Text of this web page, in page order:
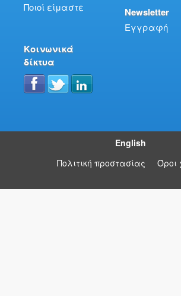
Ποιοί είμαστε
Newsletter
Εγγραφή
Κοινωνικά
δίκτυα
English
Πολιτική προστασίας
Όροι